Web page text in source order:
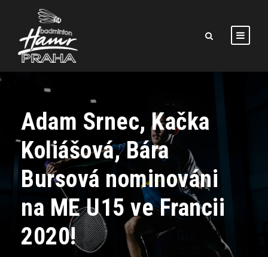
Adam Srnec, Kačka
Koliášová, Bára
Bursová nominováni
na ME U15 ve Francii
2020!